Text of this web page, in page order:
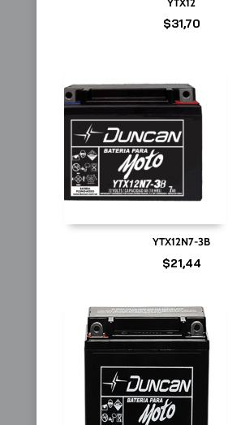
$31,70
YTX12N7-3B
$21,44